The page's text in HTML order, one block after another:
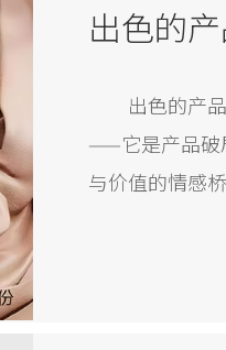
出色的
出色的产
——它是产品破
与价值的情感桥